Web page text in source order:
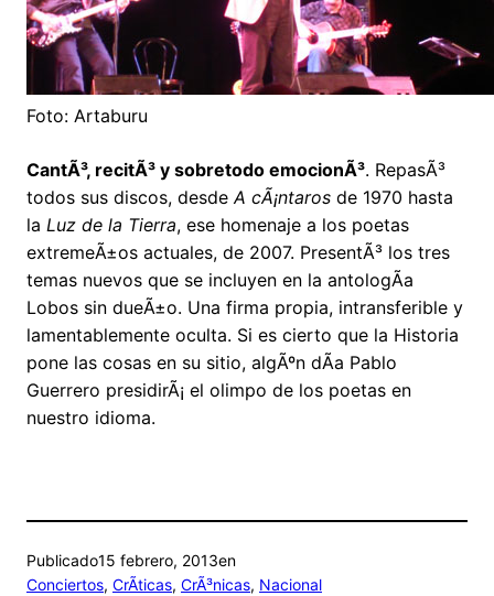
Foto: Artaburu
CantÃ³, recitÃ³ y sobretodo emocionÃ³. RepasÃ³
todos sus discos, desdeA cÃ¡ntaros de 1970 hasta
la Luz de la Tierra, ese homenaje a los poetas
extremeÃ±os actuales, de 2007. PresentÃ³ los tres
temas nuevos que se incluyen en la antologÃ­a
Lobos sin dueÃ±o. Una firma propia, intransferible y
lamentablemente oculta. Si es cierto que la Historia
pone las cosas en su sitio, algÃºn dÃ­a Pablo
Guerrero presidirÃ¡ el olimpo de los poetas en
nuestro idioma.
Publicado15 febrero, 2013en
Conciertos, CrÃ­ticas, CrÃ³nicas, Nacional